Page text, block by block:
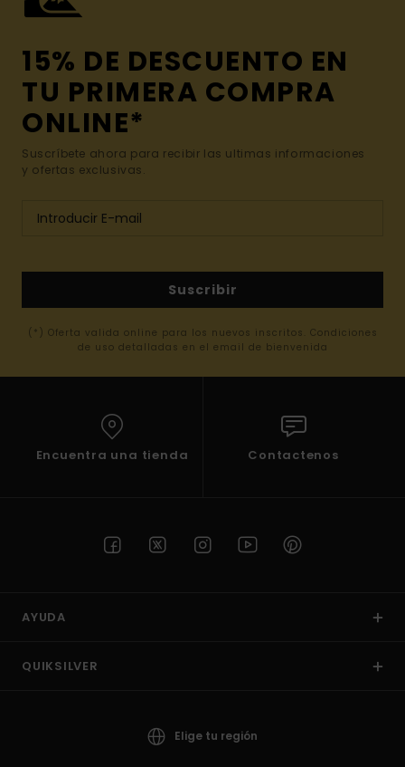
15% DE DESCUENTO EN
TU PRIMERA COMPRA
ONLINE*
Suscríbete ahora para recibir las ultimas informaciones
y ofertas exclusivas.
Suscribir
(*) Oferta valida online para los nuevos inscritos. Condiciones
de uso detalladas en el email de bienvenida
Encuentra una tienda Contactenos
AYUDA
QUIKSILVER
Elige tu región